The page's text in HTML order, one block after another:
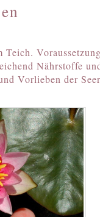
Nährstoffe
Vorlieben der